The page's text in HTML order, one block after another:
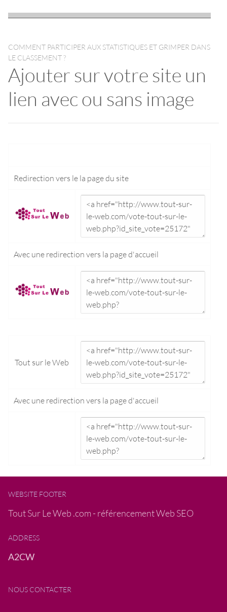
COMMENT PARTICIPER AUX STATISTIQUES ET GRIMPER DANS
LE CLASSEMENT ?
Ajouter sur votre site un
lien avec ou sans image
Redirection vers le la page du site
Avec une redirection vers la page d'accueil
Tout sur le Web
Avec une redirection vers la page d'accueil
WEBSITE FOOTER
Tout Sur Le Web .com - référencement Web SEO
ADDRESS
A2CW
NOUS CONTACTER